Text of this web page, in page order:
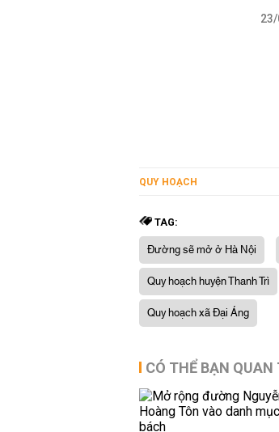
QUY HOẠCH
TAG:
Đường sẽ mở ở Hà Nội
Quy hoạch huyện Thanh Trì
Quy hoạch xã Đại Áng
CÓ THỂ BẠN QUAN